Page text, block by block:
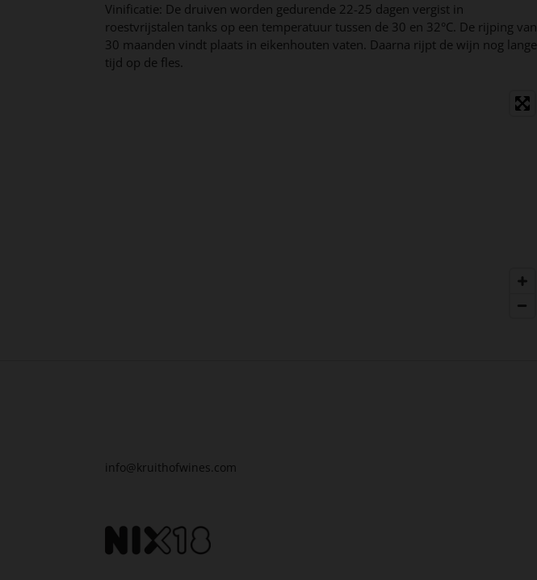
Vinificatie: De druiven worden gedurende 22-25 dagen vergist in
roestvrijstalen tanks op een temperatuur tussen de 30 en 32°C. De rijping van
30 maanden vindt plaats in eikenhouten vaten. Daarna rijpt de wijn nog lange
tijd op de fles.
info@kruithofwines.com